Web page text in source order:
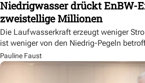
Niedrigwasser drückt EnBW-
zweistellige Millionen
Die Laufwasserkraft erzeugt weniger
ist weniger von den Niedrig-Pegeln
Pauline Faust